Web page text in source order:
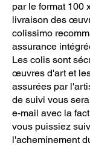
par le format 100
livraison des
colissimo
assurance
Les colis sont
œuvres d'art et
assurées par
de suivi vous
e-mail avec la
vous puissiez
l'acheminement